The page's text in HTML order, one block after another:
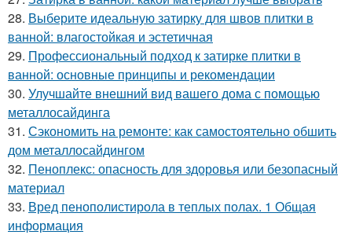
28. Выберите идеальную затирку для швов плитки в
ванной: влагостойкая и эстетичная
29. Профессиональный подход к затирке плитки в
ванной: основные принципы и рекомендации
30. Улучшайте внешний вид вашего дома с помощью
металлосайдинга
31. Сэкономить на ремонте: как самостоятельно обшить
дом металлосайдингом
32. Пеноплекс: опасность для здоровья или безопасный
материал
33. Вред пенополистирола в теплых полах. 1 Общая
информация